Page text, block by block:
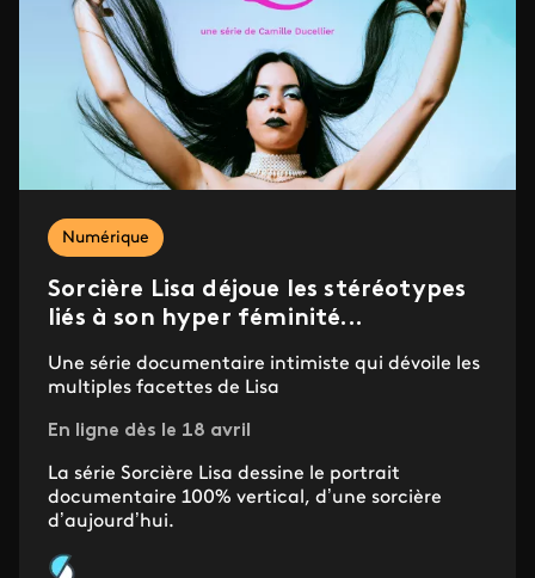
Numérique
Sorcière Lisa déjoue les stéréotypes
liés à son hyper féminité...
Une série documentaire intimiste qui dévoile les
multiples facettes de Lisa
En ligne dès le 18 avril
La série Sorcière Lisa dessine le portrait
documentaire 100% vertical, d’une sorcière
d’aujourd’hui.